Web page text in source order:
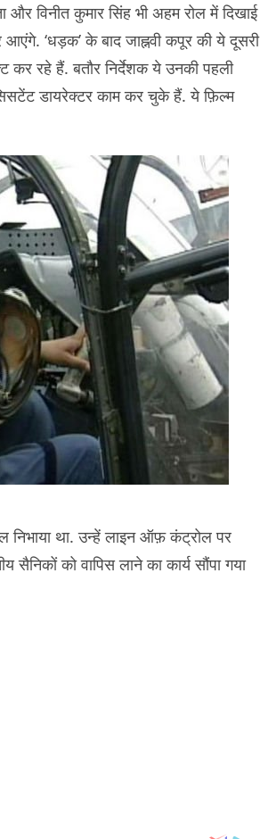
विनीत कुमार सिंह भी अहम रोल में दिखाई
‘धड़क’ के बाद जाह्नवी कपूर की ये दूसरी
कर रहे हैं. बतौर निर्देशक ये उनकी पहली
डायरेक्टर काम कर चुके हैं. ये फ़िल्म
निभाया था. उन्हें लाइन ऑफ़ कंट्रोल पर
को वापिस लाने का कार्य सौंपा गया